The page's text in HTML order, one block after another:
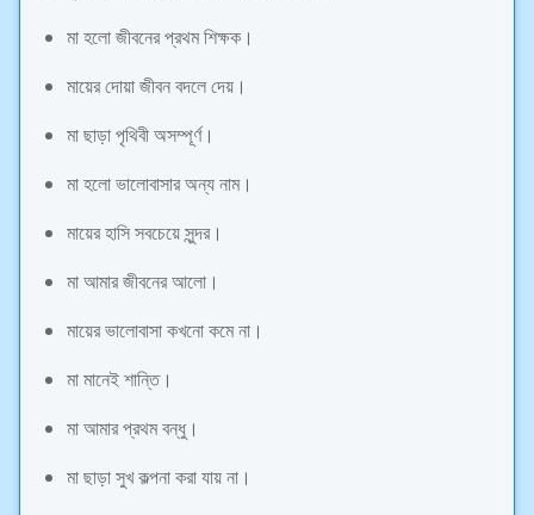
মা হলো জীবনের প্রথম শিক্ষক।
মায়ের দোয়া জীবন বদলে দেয়।
মা ছাড়া পৃথিবী অসম্পূর্ণ।
মা হলো ভালোবাসার অন্য নাম।
মায়ের হাসি সবচেয়ে সুন্দর।
মা আমার জীবনের আলো।
মায়ের ভালোবাসা কখনো কমে না।
মা মানেই শান্তি।
মা আমার প্রথম বন্ধু।
মা ছাড়া সুখ কল্পনা করা যায় না।